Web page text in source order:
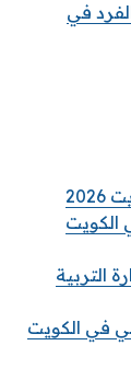
في
الكويت
التربية
في الكويت